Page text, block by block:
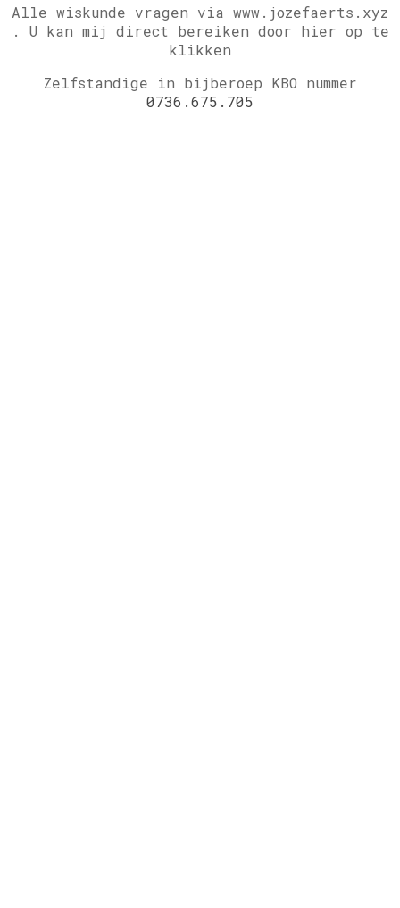
Alle wiskunde vragen via www.jozefaerts.xyz
. U kan mij direct bereiken door hier op te
klikken
Zelfstandige in bijberoep KBO nummer
0736.675.705